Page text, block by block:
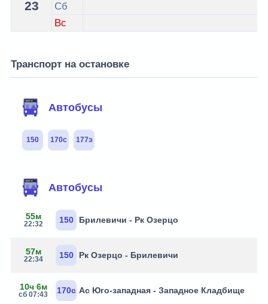
23
Сб
Вс
Транспорт на остановке
Автобусы
150 170с 177э
Автобусы
55м
22:32 150 Брилевичи - Рк Озерцо
57м
22:34 150 Рк Озерцо - Брилевичи
10ч 6м
сб 07:43 170с Ас Юго-западная - Западное Кладбище